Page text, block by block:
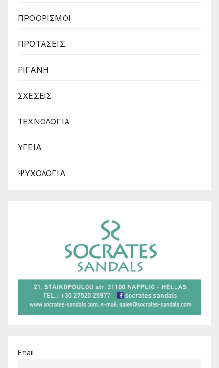
ΠΡΟΟΡΙΣΜΟΙ
ΠΡΟΤΑΣΕΙΣ
ΡΙΓΑΝΗ
ΣΧΕΣΕΙΣ
ΤΕΧΝΟΛΟΓΙΑ
ΥΓΕΙΑ
ΨΥΧΟΛΟΓΙΑ
Email